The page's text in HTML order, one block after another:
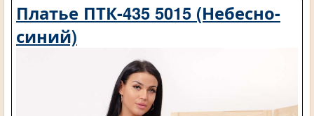
Платье ПТК-435 5015 (Небесно-
синий)